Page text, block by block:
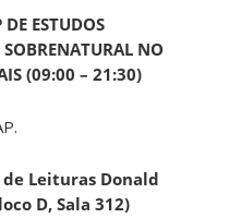
ESTUDOS
SOBRENATURAL NO
(09:00 – 21:30)
de Leituras Donald
D, Sala 312)